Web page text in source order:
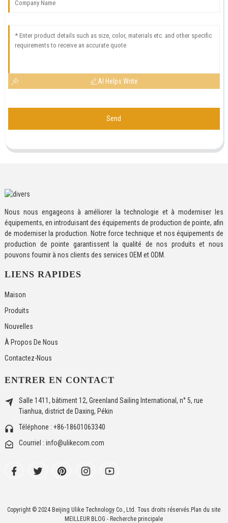
AI Helps Write
Send
Nous nous engageons à améliorer la technologie et à moderniser les
équipements, en introduisant des équipements de production de pointe, afin
de moderniser la production. Notre force technique et nos équipements de
production de pointe garantissent la qualité de nos produits et nous
pouvons fournir à nos clients des services OEM et ODM.
LIENS RAPIDES
Maison
Produits
Nouvelles
À Propos De Nous
Contactez-Nous
ENTRER EN CONTACT
Salle 1411, bâtiment 12, Greenland Sailing International, n° 5, rue
Tianhua, district de Daxing, Pékin
Téléphone : +86-18601063340
Courriel : info@ulikecom.com
Copyright © 2024 Beijing Ulike Technology Co., Ltd. Tous droits réservés. Plan du site
MEILLEUR BLOG - Recherche principale